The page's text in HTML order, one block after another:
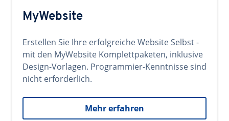
MyWebsite
Erstellen Sie Ihre erfolgreiche Website Selbst -
mit den MyWebsite Komplettpaketen, inklusive
Design-Vorlagen. Programmier-Kenntnisse sind
nicht erforderlich.
Mehr erfahren